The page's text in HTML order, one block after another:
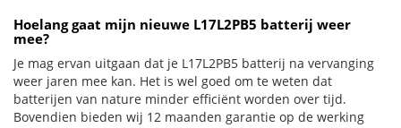
Hoelang gaat mijn nieuwe L17L2PB5 batterij weer
mee?
Je mag ervan uitgaan dat je L17L2PB5 batterij na vervanging
weer jaren mee kan. Het is wel goed om te weten dat
batterijen van nature minder efficiënt worden over tijd.
Bovendien bieden wij 12 maanden garantie op de werking